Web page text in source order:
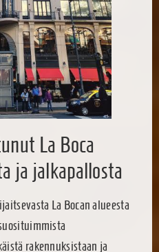
La Boca
ja jalkapallosta
La Bocan alueesta
rakennuksistaan ja